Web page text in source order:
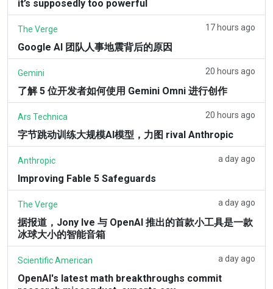
it’s supposedly too powerful
The Verge 17 hours ago
Google AI 团队人事地震背后的原因
Gemini 20 hours ago
了解 5 位开发者如何使用 Gemini Omni 进行创作
Ars Technica 20 hours ago
字节跳动训练大规模AI模型，力图 rival Anthropic
Anthropic a day ago
Improving Fable 5 Safeguards
The Verge a day ago
据报道，Jony Ive 与 OpenAI 推出的首款小工具是一款
冰球大小的智能音箱
Scientific American a day ago
OpenAI's latest math breakthroughs commit